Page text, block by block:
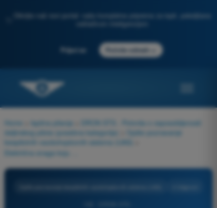
Otkrijte naš novi portal: vaša kompletna priprema za ispit, poboljšana
Prijavi se Počnite odmah
Home Ispitna pitanja
DRON STS - Potvrda o osposobljenosti
daljinskog pilota (posebna kategorija)
Opšte poznavanje
bespilotnih vazduhoplovnih sistema (UAS)